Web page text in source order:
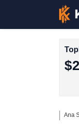
Ana